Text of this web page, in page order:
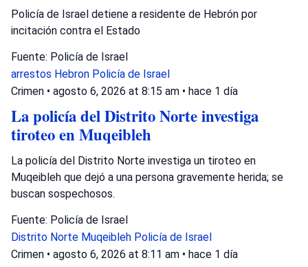
Policía de Israel detiene a residente de Hebrón por
incitación contra el Estado
Fuente: Policía de Israel
arrestos Hebron Policía de Israel
Crimen • agosto 6, 2026 at 8:15 am • hace 1 día
La policía del Distrito Norte investiga
tiroteo en Muqeibleh
La policía del Distrito Norte investiga un tiroteo en
Muqeibleh que dejó a una persona gravemente herida; se
buscan sospechosos.
Fuente: Policía de Israel
Distrito Norte Muqeibleh Policía de Israel
Crimen • agosto 6, 2026 at 8:11 am • hace 1 día